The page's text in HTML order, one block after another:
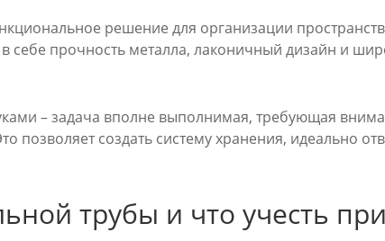
решение для организации
себе прочность металла, лаконичный дизайн и
– задача вполне выполнимая, требующая
позволяет создать систему хранения, идеально
трубы и что учесть